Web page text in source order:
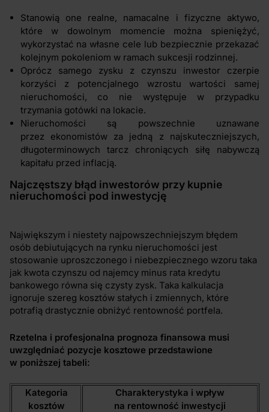
Stanowią one realne, namacalne i fizyczne aktywo,
które w dowolnym momencie można spieniężyć,
wykorzystać na własne cele lub bezpiecznie przekazać
kolejnym pokoleniom w ramach sukcesji rodzinnej.
Oprócz samego zysku z czynszu inwestor czerpie
korzyści z potencjalnego wzrostu wartości samej
nieruchomości, co nie występuje w przypadku
trzymania gotówki na lokacie.
Nieruchomości są powszechnie uznawane
przez ekonomistów za jedną z najskuteczniejszych,
długoterminowych tarcz chroniących siłę nabywczą
kapitału przed inflacją.
Najczęstszy błąd inwestorów przy kupnie
nieruchomości pod inwestycję
Największym i niestety najpowszechniejszym błędem
osób debiutujących na rynku nieruchomości jest
stosowanie uproszczonego i niebezpiecznego wzoru taka
jak kwota czynszu od najemcy minus rata kredytu
bankowego równa się czysty zysk. Taka kalkulacja
ignoruje szereg kosztów stałych i zmiennych, które
potrafią drastycznie obniżyć rentowność portfela.
Rzetelna i profesjonalna prognoza finansowa musi
uwzględniać pozycje kosztowe przedstawione
w poniższej tabeli:
Kategoria
kosztów
Charakterystyka i wpływ
na rentowność inwestycji